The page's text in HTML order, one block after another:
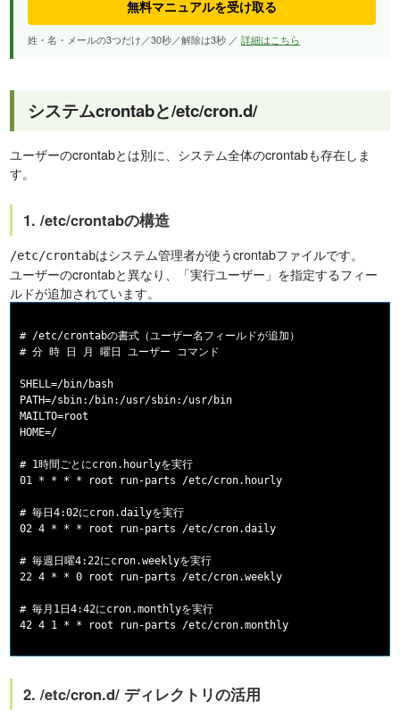
無料マニュアルを受け取る
姓・名・メールの3つだけ／30秒／解除は3秒 ／詳細はこちら
システムcrontabと/etc/cron.d/
ユーザーのcrontabとは別に、システム全体のcrontabも存在しま
す。
1. /etc/crontabの構造
/etc/crontabはシステム管理者が使うcrontabファイルです。
ユーザーのcrontabと異なり、「実行ユーザー」を指定するフィー
ルドが追加されています。
# /etc/crontabの書式（ユーザー名フィールドが追加）
# 分 時 日 月 曜日 ユーザー コマンド
SHELL=/bin/bash
PATH=/sbin:/bin:/usr/sbin:/usr/bin
MAILTO=root
HOME=/
# 1時間ごとにcron.hourlyを実行
01 * * * * root run-parts /etc/cron.hourly
# 毎日4:02にcron.dailyを実行
02 4 * * * root run-parts /etc/cron.daily
# 毎週日曜4:22にcron.weeklyを実行
22 4 * * 0 root run-parts /etc/cron.weekly
# 毎月1日4:42にcron.monthlyを実行
2. /etc/cron.d/ ディレクトリの活用